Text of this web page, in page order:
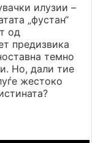
илузии –
„фустан“
од
предизвика
темно
Но, дали тие
жестоко